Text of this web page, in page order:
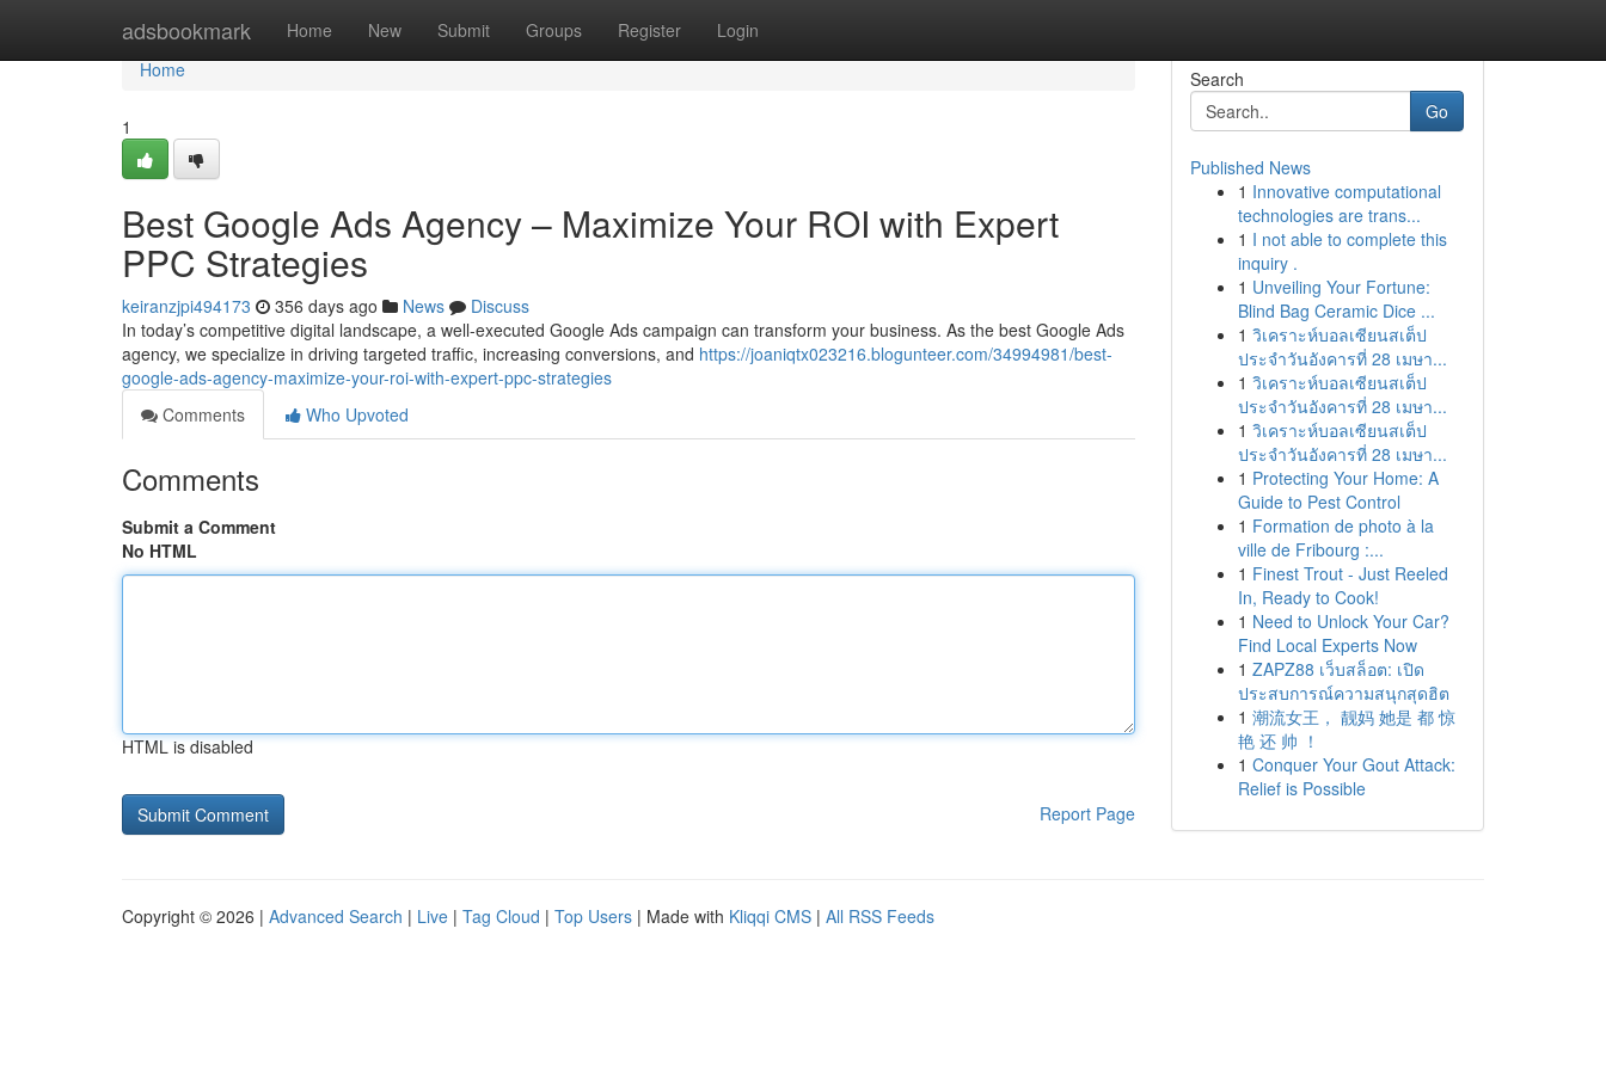
adsbookmark Home New Submit Groups Register Login
Home
Home
1
Best Google Ads Agency – Maximize Your ROI with Expert
PPC Strategies
keiranzjpi494173 356 days ago News
Discuss
In today’s competitive digital landscape, a well-executed Google Ads campaign can transform your business. As the best Google Ads
agency, we specialize in driving targeted traffic, increasing conversions, and https://joaniqtx023216.blogunteer.com/34994981/best-
google-ads-agency-maximize-your-roi-with-expert-ppc-strategies
Comments
Who Upvoted
Comments
Submit a Comment
No HTML
HTML is disabled
Report Page
Search
Go
Published News
1 Innovative computational
technologies are trans...
1 I not able to complete this
inquiry .
1 Unveiling Your Fortune:
Blind Bag Ceramic Dice ...
1 วิเคราะห์บอลเซียนสเต็ป
ประจำวันอังคารที่ 28 เมษา...
1 วิเคราะห์บอลเซียนสเต็ป
ประจำวันอังคารที่ 28 เมษา...
1 วิเคราะห์บอลเซียนสเต็ป
ประจำวันอังคารที่ 28 เมษา...
1 Protecting Your Home: A
Guide to Pest Control
1 Formation de photo à la
ville de Fribourg :...
1 Finest Trout - Just Reeled
In, Ready to Cook!
1 Need to Unlock Your Car?
Find Local Experts Now
1 ZAPZ88 เว็บสล็อต: เปิด
ประสบการณ์ความสนุกสุดฮิต
1 潮流女王， 靓妈 她是 都 惊
艳 还 帅 ！
1 Conquer Your Gout Attack:
Relief is Possible
Copyright © 2026 | Advanced Search | Live | Tag Cloud | Top Users | Made with Kliqqi CMS | All RSS Feeds